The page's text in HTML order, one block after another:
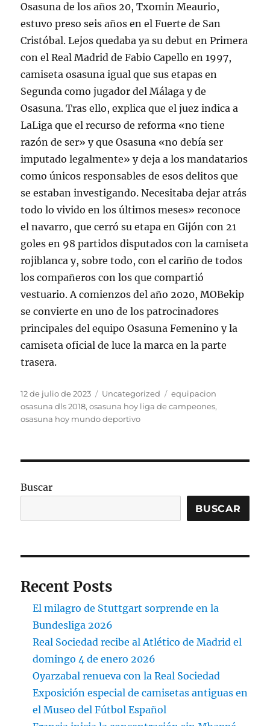
Osasuna de los años 20, Txomin Meaurio,
estuvo preso seis años en el Fuerte de San
Cristóbal. Lejos quedaba ya su debut en Primera
con el Real Madrid de Fabio Capello en 1997,
camiseta osasuna igual que sus etapas en
Segunda como jugador del Málaga y de
Osasuna. Tras ello, explica que el juez indica a
LaLiga que el recurso de reforma «no tiene
razón de ser» y que Osasuna «no debía ser
imputado legalmente» y deja a los mandatarios
como únicos responsables de esos delitos que
se estaban investigando. Necesitaba dejar atrás
todo lo vivido en los últimos meses» reconoce
el navarro, que cerró su etapa en Gijón con 21
goles en 98 partidos disputados con la camiseta
rojiblanca y, sobre todo, con el cariño de todos
los compañeros con los que compartió
vestuario. A comienzos del año 2020, MOBekip
se convierte en uno de los patrocinadores
principales del equipo Osasuna Femenino y la
camiseta oficial de luce la marca en la parte
trasera.
Publicado
el
12 de julio de 2023 Categorías
Uncategorized Etiquetas
equipacion
osasuna dls 2018,osasuna hoy liga de campeones,
osasuna hoy mundo deportivo
Buscar
BUSCAR
Recent Posts
El milagro de Stuttgart sorprende en la
Bundesliga 2026
Real Sociedad recibe al Atlético de Madrid el
domingo 4 de enero 2026
Oyarzabal renueva con la Real Sociedad
Exposición especial de camisetas antiguas en
el Museo del Fútbol Español